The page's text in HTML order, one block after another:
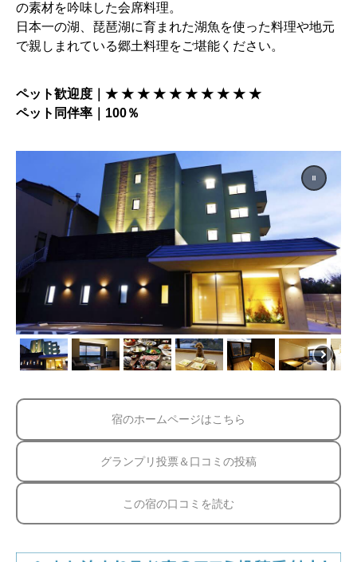
の素材を吟味した会席料理。
日本一の湖、琵琶湖に育まれた湖魚を使った料理や地元
で親しまれている郷土料理をご堪能ください。
ペット歓迎度｜★ ★ ★ ★ ★ ★ ★ ★ ★ ★
ペット同伴率｜100％
宿のホームページはこちら
グランプリ投票＆口コミの投稿
この宿の口コミを読む